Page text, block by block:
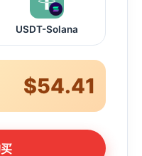
USDT-Solana
$54.41